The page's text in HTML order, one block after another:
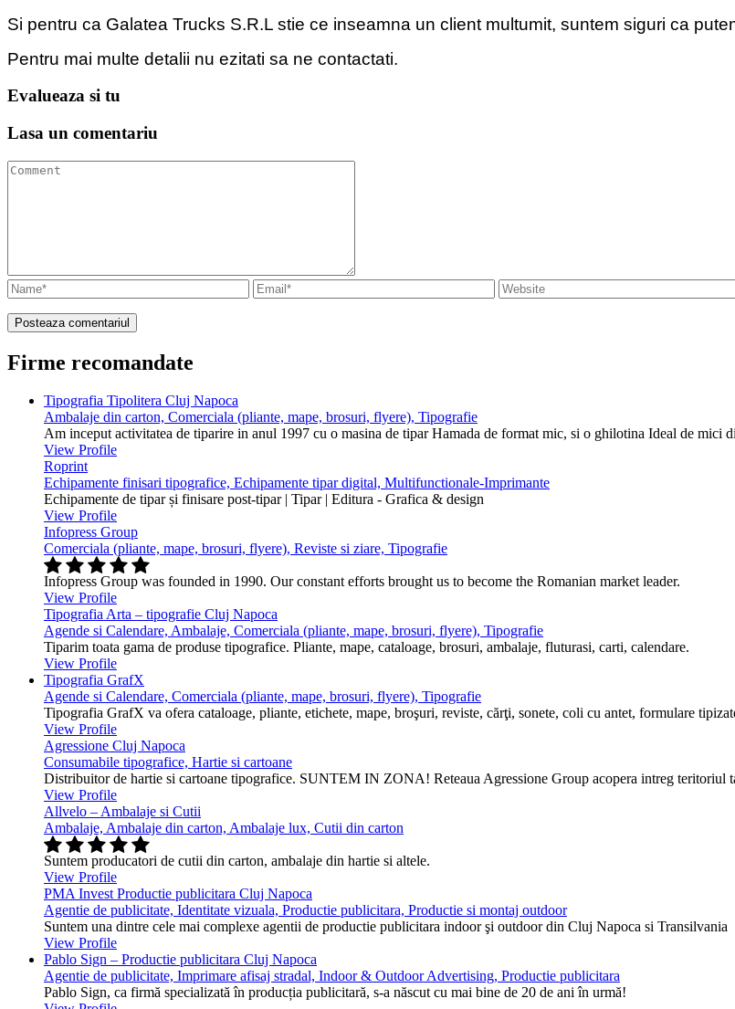
Si pentru ca Galatea Trucks S.R.L stie ce inseamna un client multumit, suntem siguri ca
Pentru mai multe detalii nu ezitati sa ne contactati.
Evalueaza si tu
Lasa un comentariu
Firme recomandate
Tipografia Tipolitera Cluj Napoca
Ambalaje din carton, Comerciala (pliante, mape, brosuri, flyere), Tipografie
Am inceput activitatea de tiparire in anul 1997 cu o masina de tipar Hamada de format mic, si o ghilotina Ideal de mici
View Profile
Roprint
Echipamente finisari tipografice, Echipamente tipar digital, Multifunctionale-Imprimante
Echipamente de tipar și finisare post-tipar | Tipar | Editura - Grafica & design
View Profile
Infopress Group
Comerciala (pliante, mape, brosuri, flyere), Reviste si ziare, Tipografie
Infopress Group was founded in 1990. Our constant efforts brought us to become the Romanian market leader.
View Profile
Tipografia Arta – tipografie Cluj Napoca
Agende si Calendare, Ambalaje, Comerciala (pliante, mape, brosuri, flyere), Tipografie
Tiparim toata gama de produse tipografice. Pliante, mape, cataloage, brosuri, ambalaje, fluturasi, carti, calendare.
View Profile
Tipografia GrafX
Agende si Calendare, Comerciala (pliante, mape, brosuri, flyere), Tipografie
Tipografia GrafX va ofera cataloage, pliante, etichete, mape, broşuri, reviste, cărţi, sonete, coli cu antet, formulare
View Profile
Agressione Cluj Napoca
Consumabile tipografice, Hartie si cartoane
Distribuitor de hartie si cartoane tipografice. SUNTEM IN ZONA! Reteaua Agressione Group acopera intreg teritoriul
View Profile
Allvelo – Ambalaje si Cutii
Ambalaje, Ambalaje din carton, Ambalaje lux, Cutii din carton
Suntem producatori de cutii din carton, ambalaje din hartie si altele.
View Profile
PMA Invest Productie publicitara Cluj Napoca
Agentie de publicitate, Identitate vizuala, Productie publicitara, Productie si montaj outdoor
Suntem una dintre cele mai complexe agentii de productie publicitara indoor şi outdoor din Cluj Napoca si Transilvania
View Profile
Pablo Sign – Productie publicitara Cluj Napoca
Agentie de publicitate, Imprimare afisaj stradal, Indoor & Outdoor Advertising, Productie publicitara
Pablo Sign, ca firmă specializată în producția publicitară, s-a născut cu mai bine de 20 de ani în urmă!